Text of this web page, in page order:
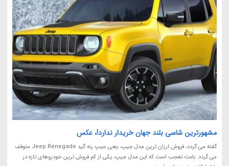
مشهورترین شاسی بلند جهان خریدار ندارد!، عکس
گفته می گردد، فروش ارزان ترین مدل جیپ، یعنی جیپ رنه گید Jeep Renegade متوقف
می گردد. باعث تعجب است که این مدل جیپ، یکی از کم فروش ترین خودروهای تازه در